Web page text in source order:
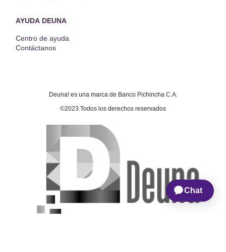
AYUDA DEUNA
Centro de ayuda
Contáctanos
Deuna! es una marca de Banco Pichincha C.A.
©2023 Todos los derechos reservados